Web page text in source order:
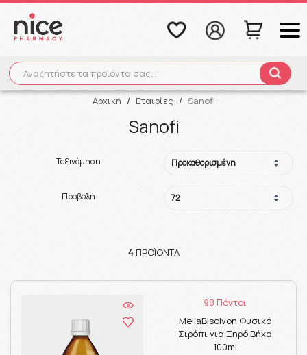
Αναζητήστε τα προϊόντα σας...
Αναζήτηση
Αρχική / Εταιρίες / Sanofi
Sanofi
Ταξινόμηση
Προβολή
4ΠΡΟΪΌΝΤΑ
98 Πόντοι
MeliaBisolvon Φυσικό
Σιρόπι για Ξηρό Βήχα
100ml